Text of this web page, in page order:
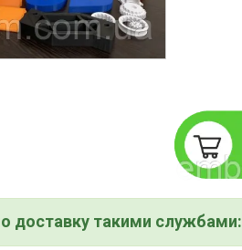
доставку такими службами: